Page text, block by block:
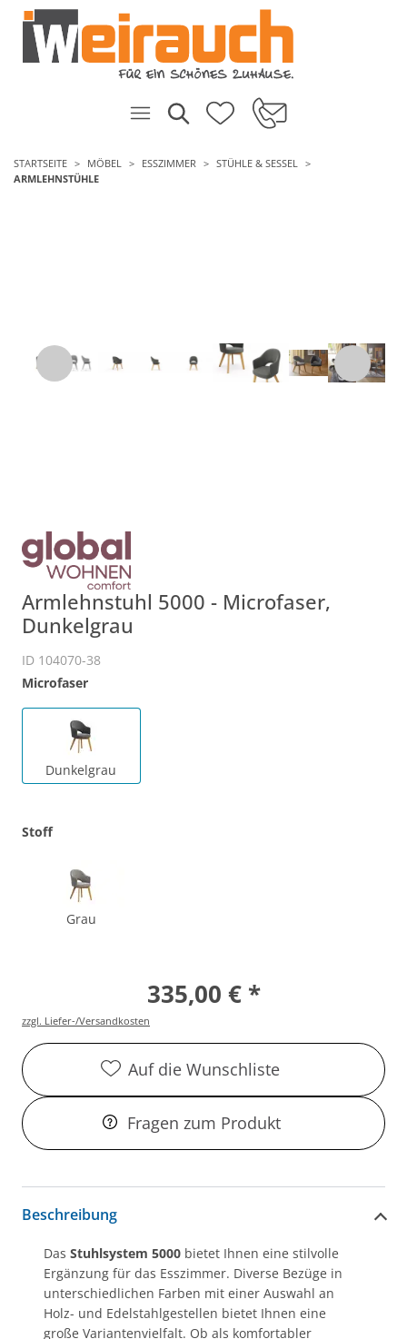
STARTSEITE MÖBEL ESSZIMMER
STÜHLE & SESSEL
ARMLEHNSTÜHLE
Armlehnstuhl 5000 - Microfaser,
Dunkelgrau
ID 104070-38
Microfaser
Dunkelgrau
Stoff
Grau
335,00 € *
zzgl. Liefer-/Versandkosten
Auf die Wunschliste
Fragen zum Produkt
Beschreibung
Das Stuhlsystem 5000 bietet Ihnen eine stilvolle
Ergänzung für das Esszimmer. Diverse Bezüge in
unterschiedlichen Farben mit einer Auswahl an
Holz- und Edelstahlgestellen bietet Ihnen eine
große Variantenvielfalt. Ob als komfortabler